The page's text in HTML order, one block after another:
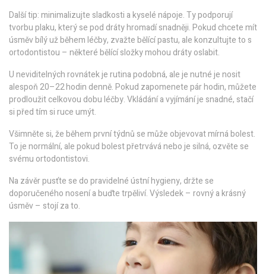
Další tip: minimalizujte sladkosti a kyselé nápoje. Ty podporují
tvorbu plaku, který se pod dráty hromadí snadněji. Pokud chcete mít
úsměv bílý už během léčby, zvažte bělící pastu, ale konzultujte to s
ortodontistou – některé bělící složky mohou dráty oslabit.
U neviditelných rovnátek je rutina podobná, ale je nutné je nosit
alespoň 20–22 hodin denně. Pokud zapomenete pár hodin, můžete
prodloužit celkovou dobu léčby. Vkládání a vyjímání je snadné, stačí
si před tím si ruce umýt.
Všimněte si, že během první týdnů se může objevovat mírná bolest.
To je normální, ale pokud bolest přetrvává nebo je silná, ozvěte se
svému ortodontistovi.
Na závěr pusťte se do pravidelné ústní hygieny, držte se
doporučeného nosení a buďte trpěliví. Výsledek – rovný a krásný
úsměv – stojí za to.